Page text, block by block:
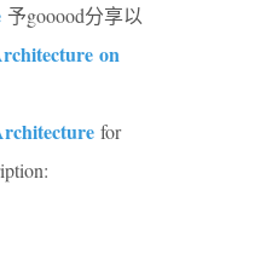
予gooood分享以
on
for